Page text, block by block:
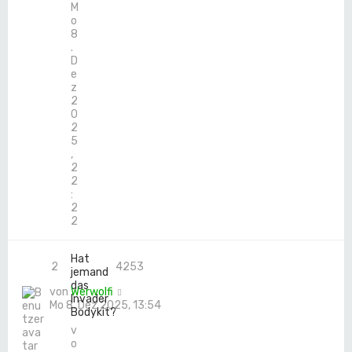
M
o
8
.
D
e
z
2
0
2
5
,
2
2
:
2
2
Hat
jemand
das
Invader
Bodykit?
v
o
2
4253
von Werwolfi
Mo 8. Dez 2025, 13:54